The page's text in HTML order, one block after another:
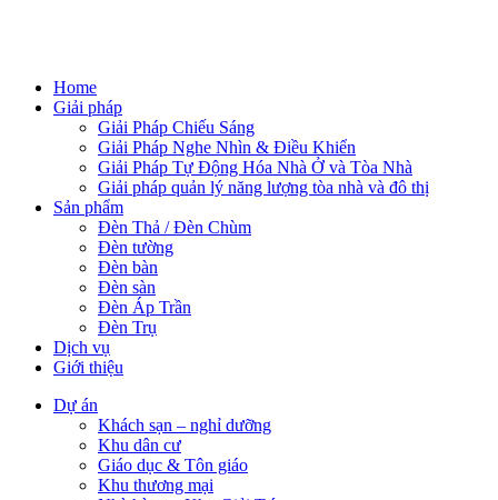
Home
Giải pháp
Giải Pháp Chiếu Sáng
Giải Pháp Nghe Nhìn & Điều Khiển
Giải Pháp Tự Động Hóa Nhà Ở và Tòa Nhà
Giải pháp quản lý năng lượng tòa nhà và đô thị
Sản phẩm
Đèn Thả / Đèn Chùm
Đèn tường
Đèn bàn
Đèn sàn
Đèn Áp Trần
Đèn Trụ
Dịch vụ
Giới thiệu
Dự án
Khách sạn – nghỉ dưỡng
Khu dân cư
Giáo dục & Tôn giáo
Khu thương mại